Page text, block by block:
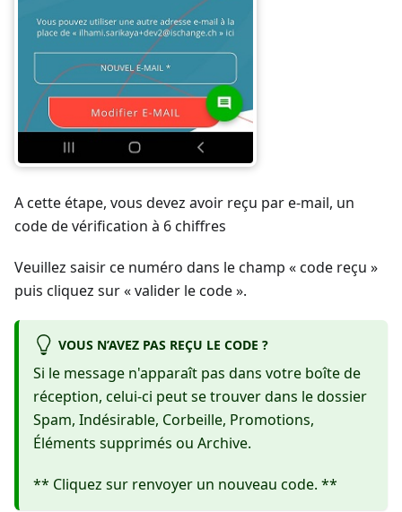
A cette étape, vous devez avoir reçu par e-mail, un
code de vérification à 6 chiffres
Veuillez saisir ce numéro dans le champ « code reçu »
puis cliquez sur « valider le code ».
VOUS N’AVEZ PAS REÇU LE CODE ?
Si le message n'apparaît pas dans votre boîte de
réception, celui-ci peut se trouver dans le dossier
Spam, Indésirable, Corbeille, Promotions,
Éléments supprimés ou Archive.
** Cliquez sur renvoyer un nouveau code. **